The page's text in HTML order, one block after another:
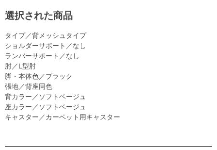
選択された商品
タイプ／背メッシュタイプ
ショルダーサポート／なし
ランバーサポート／なし
肘／L型肘
脚・本体色／ブラック
張地／背座同色
背カラー／ソフトベージュ
座カラー／ソフトベージュ
キャスター／カーペット用キャスター